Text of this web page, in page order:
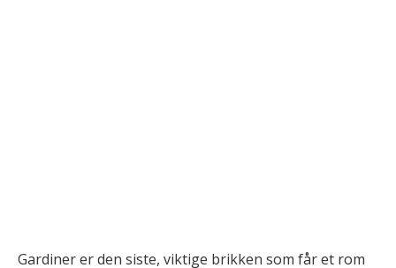
Gardiner er den siste, viktige brikken som får et rom